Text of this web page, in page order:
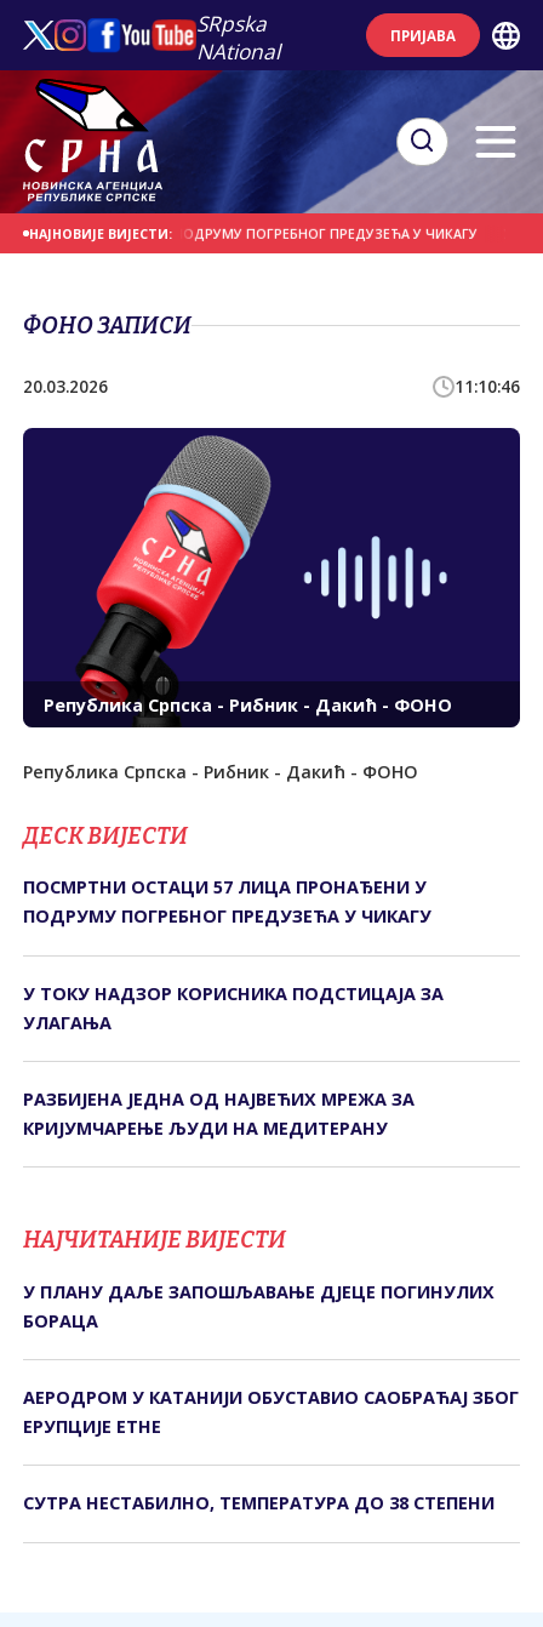
SRpska
NAtional
ПРИЈАВА
НАЈНОВИЈЕ ВИЈЕСТИ:
ЛИЦА ПРОНАЂЕНИ У ПОДРУМУ ПОГРЕБНОГ ПРЕДУЗЕЋА У ЧИКАГУ
ФОНО ЗАПИСИ
20.03.2026 11:10:46
Република Српска - Рибник - Дакић - ФОНО
Република Српска - Рибник - Дакић - ФОНО
ДЕСК ВИЈЕСТИ
ПОСМРТНИ ОСТАЦИ 57 ЛИЦА ПРОНАЂЕНИ У
ПОДРУМУ ПОГРЕБНОГ ПРЕДУЗЕЋА У ЧИКАГУ
У ТОКУ НАДЗОР КОРИСНИКА ПОДСТИЦАЈА ЗА
УЛАГАЊА
РАЗБИЈЕНА ЈЕДНА ОД НАЈВЕЋИХ МРЕЖА ЗА
КРИЈУМЧАРЕЊЕ ЉУДИ НА МЕДИТЕРАНУ
НАЈЧИТАНИЈЕ ВИЈЕСТИ
У ПЛАНУ ДАЉЕ ЗАПОШЉАВАЊЕ ДЈЕЦЕ ПОГИНУЛИХ
БОРАЦА
АЕРОДРОМ У КАТАНИЈИ ОБУСТАВИО САОБРАЋАЈ ЗБОГ
ЕРУПЦИЈЕ ЕТНЕ
СУТРА НЕСТАБИЛНО, ТЕМПЕРАТУРА ДО 38 СТЕПЕНИ